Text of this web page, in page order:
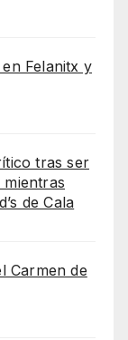
Felanitx y
tras ser
de Cala
Carmen de